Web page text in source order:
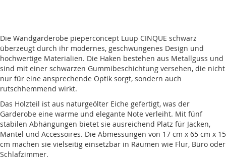
Die Wandgarderobe pieperconcept Luup CINQUE schwarz
überzeugt durch ihr modernes, geschwungenes Design und
hochwertige Materialien. Die Haken bestehen aus Metallguss und
sind mit einer schwarzen Gummibeschichtung versehen, die nicht
nur für eine ansprechende Optik sorgt, sondern auch
rutschhemmend wirkt.
Das Holzteil ist aus naturgeölter Eiche gefertigt, was der
Garderobe eine warme und elegante Note verleiht. Mit fünf
stabilen Abhängungen bietet sie ausreichend Platz für Jacken,
Mäntel und Accessoires. Die Abmessungen von 17 cm x 65 cm x 15
cm machen sie vielseitig einsetzbar in Räumen wie Flur, Büro oder
Schlafzimmer.